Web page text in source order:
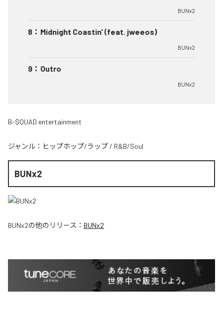
BUNx2
8 ： Midnight Coastin' (feat. jweeos)
BUNx2
9 ： Outro
BUNx2
B-$QUAD entertainment
ジャンル： ヒップホップ/ラップ / R&B/Soul
BUNx2
BUNx2の他のリリース： BUNx2